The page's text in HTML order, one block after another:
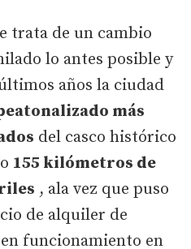
trata de un cambio
lo antes posible y
años la ciudad
más
del casco histórico
155 kilómetros de
, ala vez que puso
de alquiler de
funcionamiento en